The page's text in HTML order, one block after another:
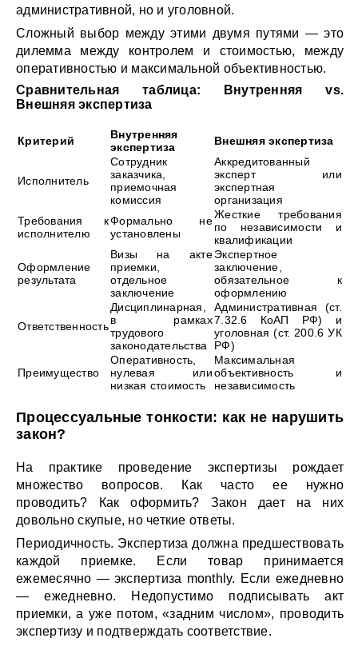
административной, но и уголовной.
Сложный выбор между этими двумя путями — это
дилемма между контролем и стоимостью, между
оперативностью и максимальной объективностью.
Сравнительная таблица: Внутренняя vs.
Внешняя экспертиза
Критерий
Внутренняя
экспертиза
Внешняя экспертиза
Исполнитель
Сотрудник
заказчика,
приемочная
комиссия
Аккредитованный
эксперт или
экспертная
организация
Требования к
исполнителю
Формально не
установлены
Жесткие требования
по независимости и
квалификации
Оформление
результата
Визы на акте
приемки,
отдельное
заключение
Экспертное
заключение,
обязательное к
оформлению
Ответственность
Дисциплинарная,
в рамках
трудового
законодательства
Административная (ст.
7.32.6 КоАП РФ) и
уголовная (ст. 200.6 УК
РФ)
Преимущество
Оперативность,
нулевая или
низкая стоимость
Максимальная
объективность и
независимость
Процессуальные тонкости: как не нарушить
закон?
На практике проведение экспертизы рождает
множество вопросов. Как часто ее нужно
проводить? Как оформить? Закон дает на них
довольно скупые, но четкие ответы.
Периодичность. Экспертиза должна предшествовать
каждой приемке. Если товар принимается
ежемесячно — экспертиза monthly. Если ежедневно
— ежедневно. Недопустимо подписывать акт
приемки, а уже потом, «задним числом», проводить
экспертизу и подтверждать соответствие.